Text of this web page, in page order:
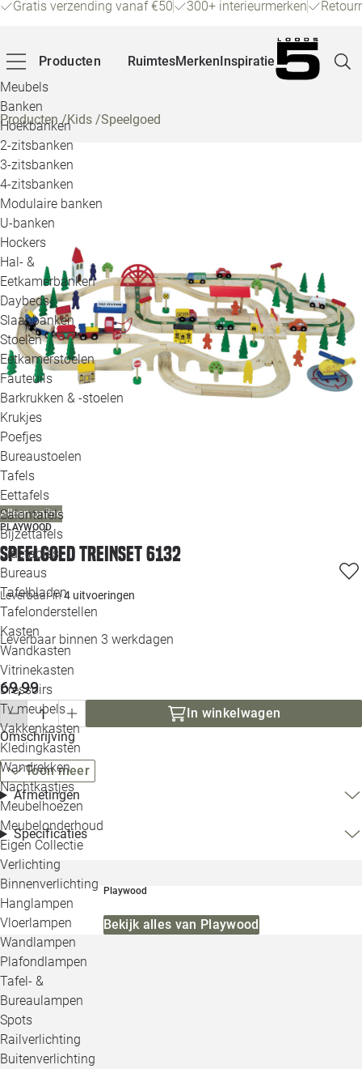
Gratis verzending vanaf €50 300+ interieurmerken
Producten
Meubels
Banken
Hoekbanken
2-zitsbanken
3-zitsbanken
4-zitsbanken
Modulaire banken
U-banken
Hockers
Hal- &
Eetkamerbanken
Daybeds
Slaapbanken
Stoelen
Eetkamerstoelen
Fauteuils
Barkrukken & -stoelen
Krukjes
Poefjes
Bureaustoelen
Tafels
Eettafels
Salontafels
Bijzettafels
Sidetables
Bureaus
Tafelbladen
Tafelonderstellen
Kasten
Wandkasten
Vitrinekasten
Dressoirs
Tv meubels
Vakkenkasten
Kledingkasten
Wandrekken
Nachtkastjes
Meubelhoezen
Meubelonderhoud
Eigen Collectie
Verlichting
Binnenverlichting
Hanglampen
Vloerlampen
Wandlampen
Plafondlampen
Tafel- &
Bureaulampen
Spots
Railverlichting
Buitenverlichting
RuimtesMerkenInspiratie
Producten/Kids /Speelgoed
Alleen online
PLAYWOOD
Speelgoed Treinset 6132
Leverbaar in4 uitvoeringen
Leverbaar binnen 3 werkdagen
69,99
In winkelwagen
Omschrijving
Toon meer
Afmetingen
Specificaties
Playwood
Bekijk alles van Playwood